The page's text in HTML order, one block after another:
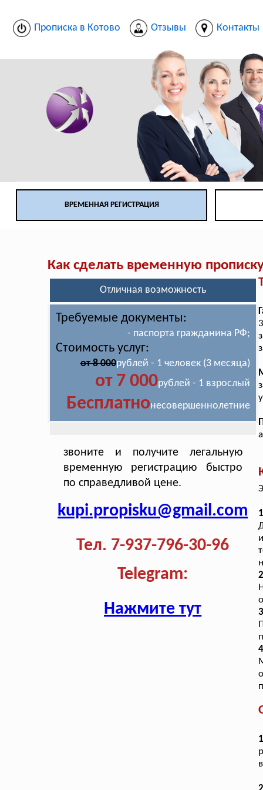
Прописка в Котово Отзывы Контакты
ВРЕМЕННАЯ РЕГИСТРАЦИЯ
Как сделать временную
Отличная возможность
Требуемые документы:
- паспорта гражданина РФ;
Стоимость услуг:
от 8 000рублей - 1 человек (3 месяца)
от 7 000рублей - 1 взрослый
Бесплатнонесовершеннолетние
звоните и получите легальную
временную регистрацию быстро
по справедливой цене.
kupi.propisku@gmail.com
Тел. 7-937-796-30-96
Telegram:
Нажмите тут